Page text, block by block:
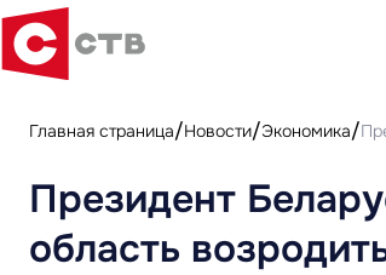
Главная страница Новости Экономика
Президент
область